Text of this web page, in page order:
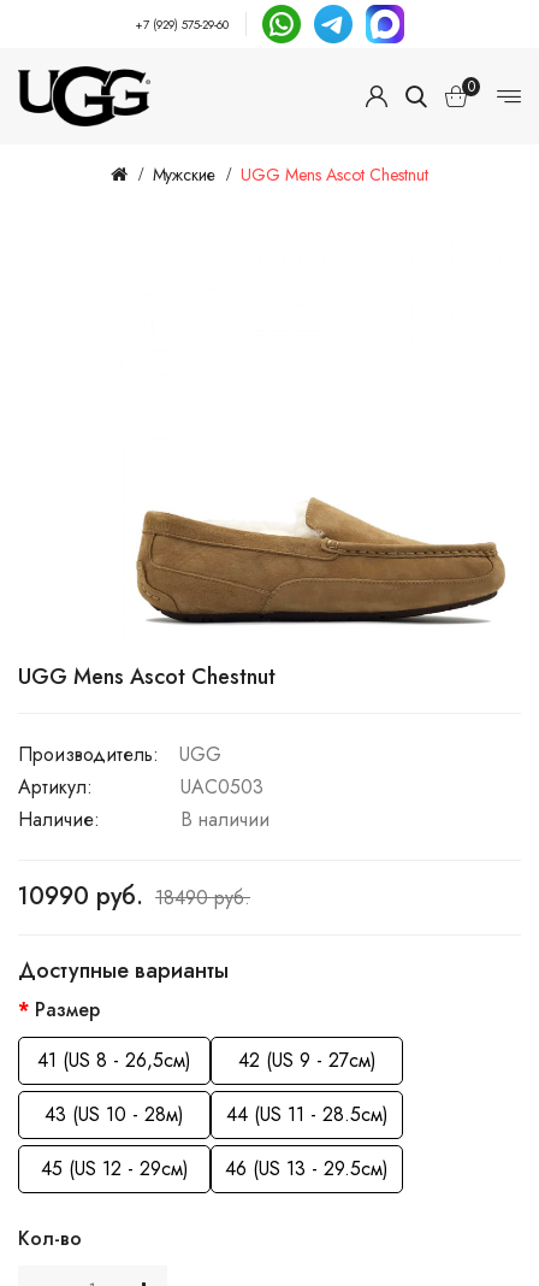
+7 (929) 575-29-60
0
Мужские UGG Mens Ascot Chestnut
UGG Mens Ascot Chestnut
Производитель:
UGG
Артикул:
UAC0503
Наличие:
В наличии
10990 руб. 18490 руб.
Доступные варианты
Размер
41 (US 8 - 26,5см)
42 (US 9 - 27см)
43 (US 10 - 28м)
44 (US 11 - 28.5см)
45 (US 12 - 29см)
46 (US 13 - 29.5см)
Кол-во